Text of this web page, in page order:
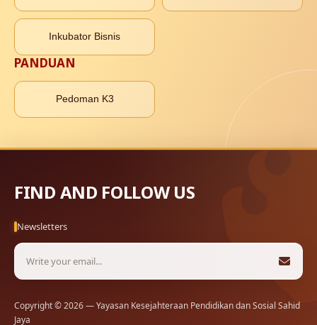
Inkubator Bisnis
PANDUAN
Pedoman K3
FIND AND FOLLOW US
Newsletters
Copyright © 2026 — Yayasan Kesejahteraan Pendidikan dan Sosial Sahid
Jaya